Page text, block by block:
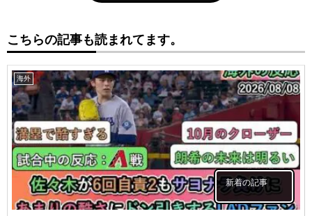
こちらの記事も読まれてます。
海外
新着の記事